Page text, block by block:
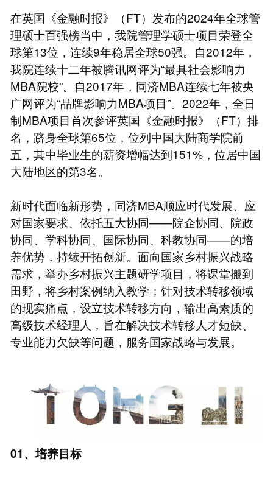
在英国《金融时报》（FT）发布的2024年全球管
理硕士百强榜当中，我院管理学硕士项目荣登全
球第13位，连续9年稳居全球50强。自2012年，
我院连续十二年被腾讯网评为“最具社会影响力
MBA院校”。自2017年，同济MBA连续七年被央
广网评为“品牌影响力MBA项目”。2022年，全日
制MBA项目首次参评英国《金融时报》（FT）排
名，跻身全球第65位，位列中国大陆商学院前
五，其中毕业生的薪资增幅达到151%，位居中国
大陆地区的第3名。
新时代面临新形势，同济MBA顺应时代发展、应
对国家要求、依托五大协同——院企协同、院政
协同、学科协同、国际协同、科教协同——的培
养优势，持续开拓创新。面向国家乡村振兴战略
需求，举办乡村振兴主题研学项目，将课堂搬到
田野，将乡村案例纳入教学；针对技术转移领域
的现实痛点，设立技术转移方向，输出高素质的
高级技术经理人，旨在解决技术转移人才短缺、
专业能力欠缺等问题，服务国家战略与发展。
01、培养目标